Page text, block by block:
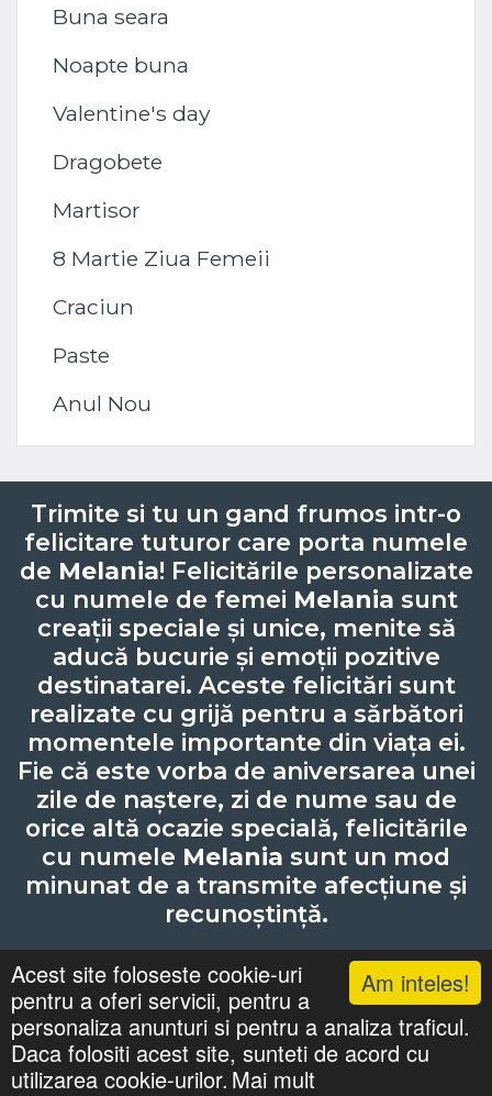
Am inteles!
Acest site foloseste cookie-uri
pentru a oferi servicii, pentru a
personaliza anunturi si pentru a analiza traficul.
Daca folositi acest site, sunteti de acord cu
utilizarea cookie-urilor. Mai mult
Buna seara
Noapte buna
Valentine's day
Dragobete
Martisor
8 Martie Ziua Femeii
Craciun
Paste
Anul Nou
Trimite si tu un gand frumos intr-o
felicitare tuturor care porta numele
de Melania! Felicitările personalizate
cu numele de femei Melania sunt
creații speciale și unice, menite să
aducă bucurie și emoții pozitive
destinatarei. Aceste felicitări sunt
realizate cu grijă pentru a sărbători
momentele importante din viața ei.
Fie că este vorba de aniversarea unei
zile de naștere, zi de nume sau de
orice altă ocazie specială, felicitările
cu numele Melania sunt un mod
minunat de a transmite afecțiune și
recunoștință.
Lista cu nume Căutari
Zile Onomastice
Confidentialitate Gif-uri Animate
©felicitaricunume.com. All Rights Reserved.